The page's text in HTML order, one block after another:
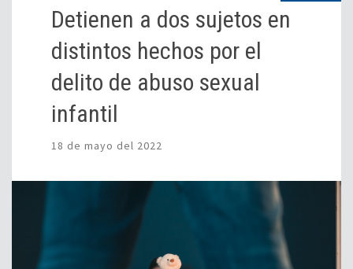
Detienen a dos sujetos en
distintos hechos por el
delito de abuso sexual
infantil
18 de mayo del 2022